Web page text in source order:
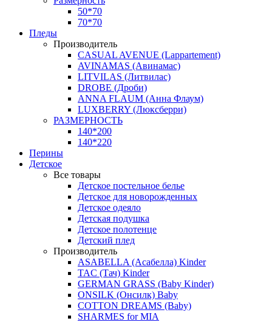
50*70
70*70
Пледы
Производитель
CASUAL AVENUE (Lappartement)
AVINAMAS (Авинамас)
LITVILAS (Литвилас)
DROBE (Дроби)
ANNA FLAUM (Анна Флаум)
LUXBERRY (Люксберри)
РАЗМЕРНОСТЬ
140*200
140*220
Перины
Детское
Все товары
Детское постельное белье
Детское для новорожденных
Детское одеяло
Детская подушка
Детское полотенце
Детский плед
Производитель
ASABELLA (Асабелла) Kinder
TAC (Тач) Kinder
GERMAN GRASS (Baby Kinder)
ONSILK (Онсилк) Baby
COTTON DREAMS (Baby)
SHARMES for MIA